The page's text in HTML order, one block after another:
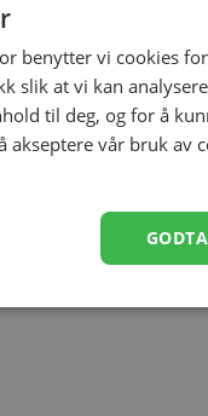
i
årstid.
i
endringer
benytter vi cookies
slik at vi kan
til deg, og for å
akseptere vår bruk av